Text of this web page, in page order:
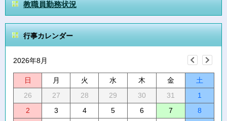
教職員勤務状況
行事カレンダー
2026年8月
日 月 火 水 木 金
土
26
27 28 29 30 31
1
2
3 4 5 6 7
8